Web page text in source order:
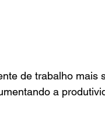
de trabalho mais
a